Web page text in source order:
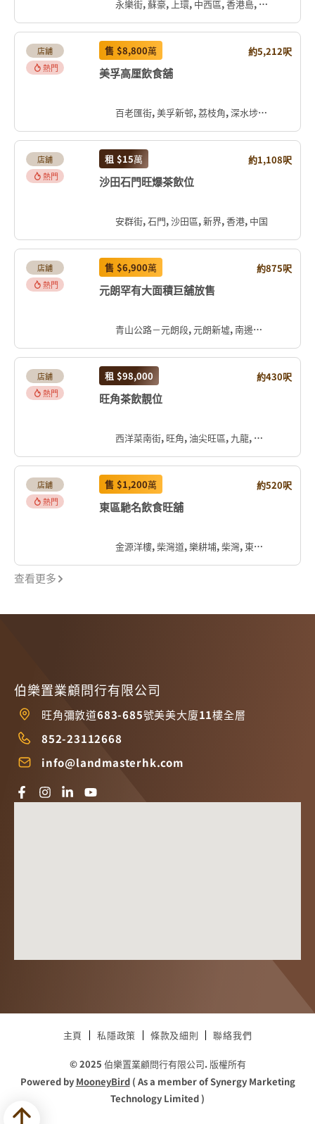
查看更多
永樂街, 蘇豪, 上環, 中西區, 香港島, 香港, 中国
店舖
熱門
售 $8,800萬 約5,212呎
美孚高厘飲食舖
百老匯街, 美孚新邨, 荔枝角, 深水埗區, 九龍, 香港, 中国
店舖
熱門
租 $15萬 約1,108呎
沙田石門旺爆茶飲位
安群街, 石門, 沙田區, 新界, 香港, 中国
店舖
熱門
售 $6,900萬 約875呎
元朗罕有大面積巨舖放售
青山公路－元朗段, 元朗新墟, 南邊圍, 元朗區, 新界, 香港, 中国
店舖
熱門
租 $98,000 約430呎
旺角茶飲靚位
西洋菜南街, 旺角, 油尖旺區, 九龍, 香港, 中国
店舖
熱門
售 $1,200萬 約520呎
東區馳名飲食旺舖
金源洋樓, 柴灣道, 樂耕埔, 柴灣, 東區, 香港島, 香港, 中国
伯樂置業顧問行有限公司
旺角彌敦道683-685號美美大廈11樓全層
852-23112668
info@landmasterhk.com
主頁 私隱政策 條款及細則 聯絡我們
© 2025 伯樂置業顧問行有限公司. 版權所有
Powered by MooneyBird( As a member of Synergy Marketing
Technology Limited )